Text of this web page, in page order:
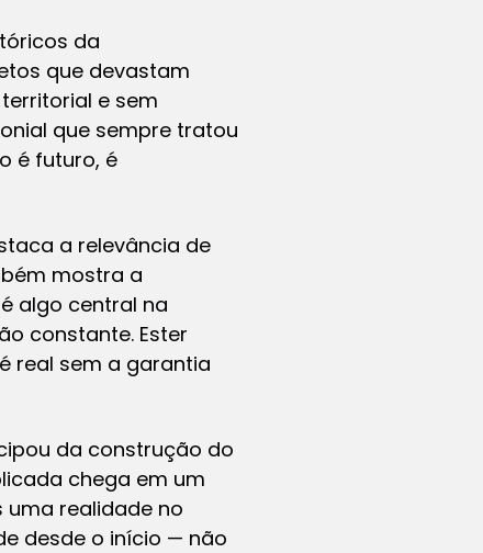
da
que devastam
e sem
que sempre tratou
é futuro, é
a relevância de
mostra a
algo central na
constante. Ester
real sem a garantia
da construção do
chega em um
realidade no
desde o início — não